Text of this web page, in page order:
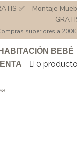
✅ – Montaje
superiores a
HABITACIÓN BEBÉ
0